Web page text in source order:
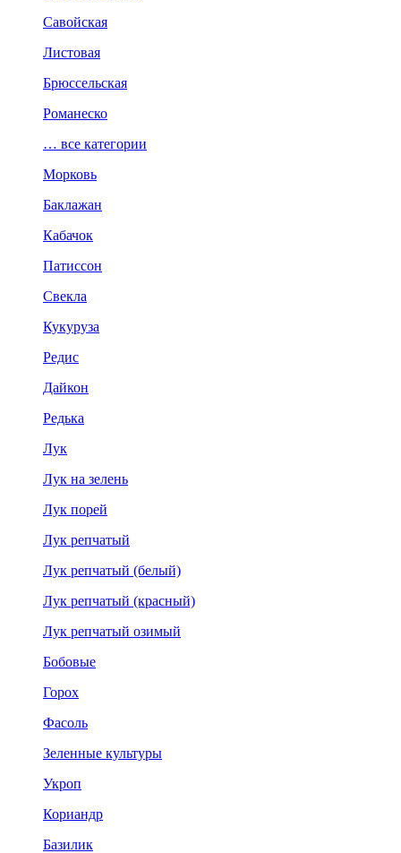
Савойская
Листовая
Брюссельская
Романеско
… все категории
Морковь
Баклажан
Кабачок
Патиссон
Свекла
Кукуруза
Редис
Дайкон
Редька
Лук
Лук на зелень
Лук порей
Лук репчатый
Лук репчатый (белый)
Лук репчатый (красный)
Лук репчатый озимый
Бобовые
Горох
Фасоль
Зеленные культуры
Укроп
Кориандр
Базилик